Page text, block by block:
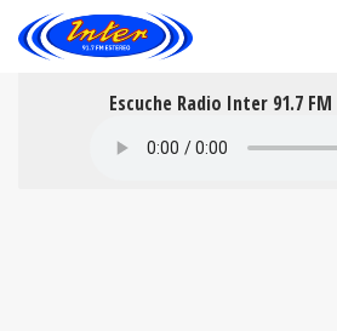
Escuche Radio Inter 91.7 FM